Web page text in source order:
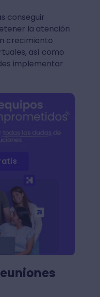
conseguir
la atención
crecimiento
así como
implementar